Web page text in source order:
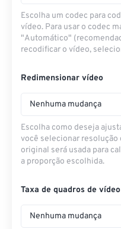
Escolha um codec para
vídeo. Para usar o codec
"Automático"
recodificar o vídeo,
Redimensionar vídeo
Nenhuma mudança
Escolha como deseja
você selecionar resolução
original será usada para
a proporção escolhida.
Taxa de quadros de vídeo
Nenhuma mudança